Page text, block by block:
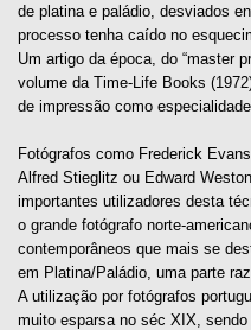
de platina e paládio, desviados
processo tenha caído no
Um artigo da época, do “master
volume da Time-Life Books
de impressão como
Fotógrafos como Frederick
Alfred Stieglitz ou Edward
importantes utilizadores desta
o grande fotógrafo norte-
contemporâneos que mais se
em Platina/Paládio, uma parte
A utilização por fotógrafos
muito esparsa no séc XIX,